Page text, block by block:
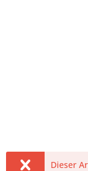
Dieser